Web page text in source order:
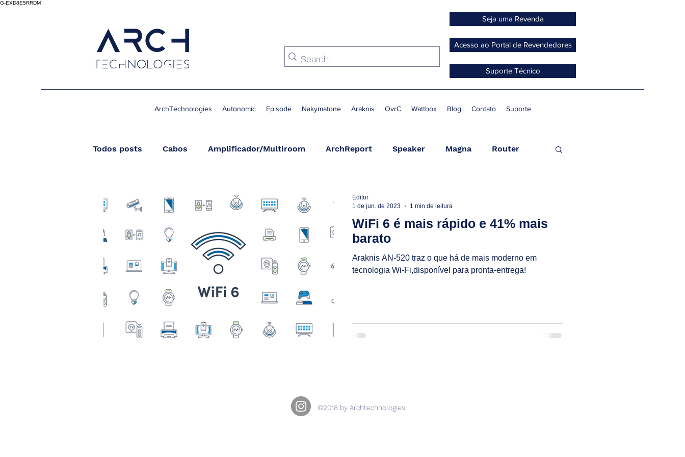
G-EXD8E5RRDM
Seja uma Revenda
Acesso ao Portal de Revendedores
Suporte Técnico
ArchTechnologies Autonomic Episode Nakymatone Araknis OvrC Wattbox Blog Contato Suporte
Todos posts Cabos Amplificador/Multiroom ArchReport Speaker Magna Router
Outdoor
WiFi 6 é mais rápido e 41% mais
barato
Araknis AN-520 traz o que há de mais moderno em
tecnologia Wi-Fi,disponível para pronta-entrega!
Editor
1 de jun. de 2023
1 min de leitura
©2018 by Archtechnologies